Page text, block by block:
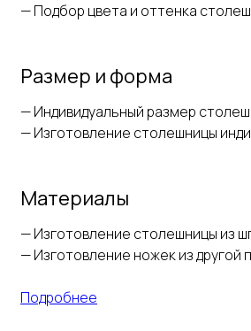
— Подбор цвета и оттенка
Размер и форма
— Индивидуальный размер
— Изготовление столешницы
Материалы
— Изготовление столешницы из
— Изготовление ножек из другой
Подробнее